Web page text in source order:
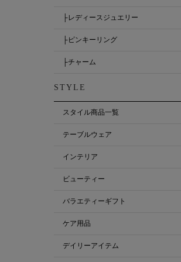
├レディースジュエリー
├ピンキーリング
├チャーム
STYLE
スタイル商品一覧
テーブルウェア
インテリア
ビューティー
バラエティーギフト
ケア用品
デイリーアイテム